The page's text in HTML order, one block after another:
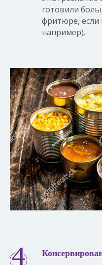
готовили
фритюре, если
например).